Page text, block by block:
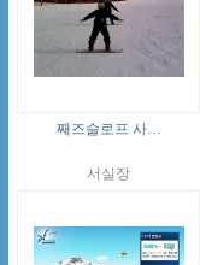
째즈슬로프 사…
서실장